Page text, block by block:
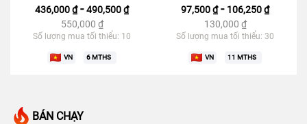
436,000 ₫-490,500 ₫
550,000 ₫
Số lượng mua tối thiểu: 10
VN 6MTHS
97,500 ₫- 106,250 ₫
130,000 ₫
Số lượng mua tối thiểu: 30
VN 11 MTHS
BÁN CHẠY